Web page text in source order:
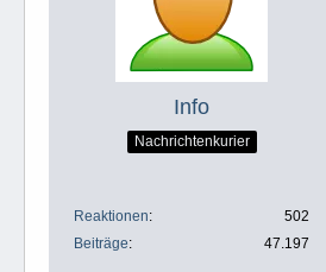
Info
Nachrichtenkurier
Reaktionen
502
Beiträge
47.197